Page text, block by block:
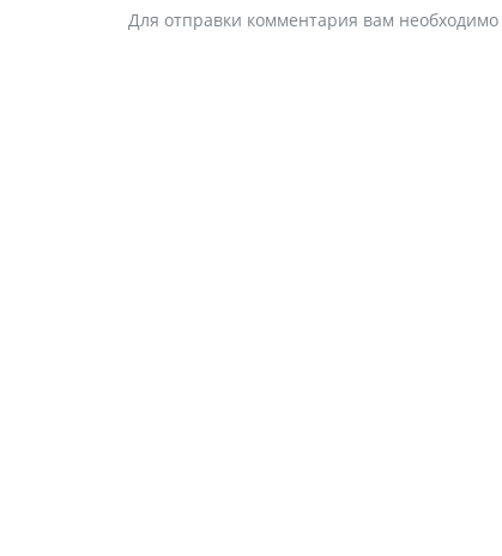
Для отправки комментария вам необходимо